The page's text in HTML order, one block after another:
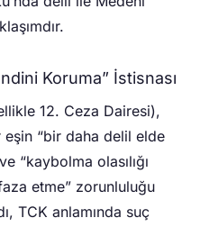
Koruma” İstisnası
12. Ceza Dairesi),
“bir daha delil elde
“kaybolma olasılığı
etme” zorunluluğu
TCK anlamında suç